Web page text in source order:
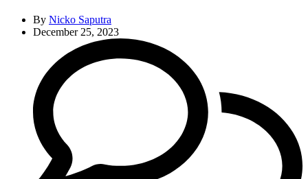
By Nicko Saputra
December 25, 2023